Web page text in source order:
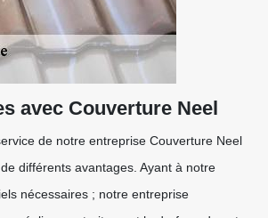
avec Couverture Neel
de notre entreprise Couverture Neel
différents avantages. Ayant à notre
nécessaires ; notre entreprise